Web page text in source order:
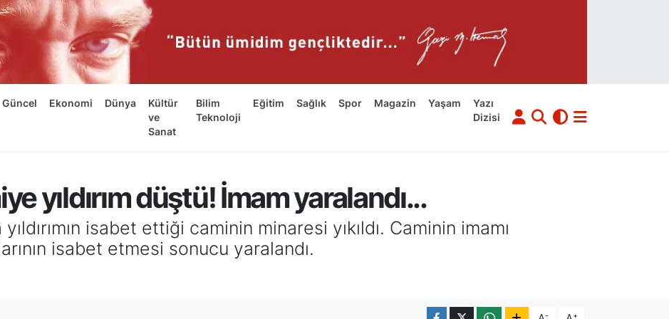
Güncel Ekonomi Dünya
Kültür
ve
Sanat
Bilim
Teknoloji
Eğitim Sağlık Spor Magazin Yaşam
Yazı
Dizisi
yıldırım düştü! İmam yaralandı...
isabet ettiği caminin minaresi yıkıldı. Caminin imamı
isabet etmesi sonucu yaralandı.
- +